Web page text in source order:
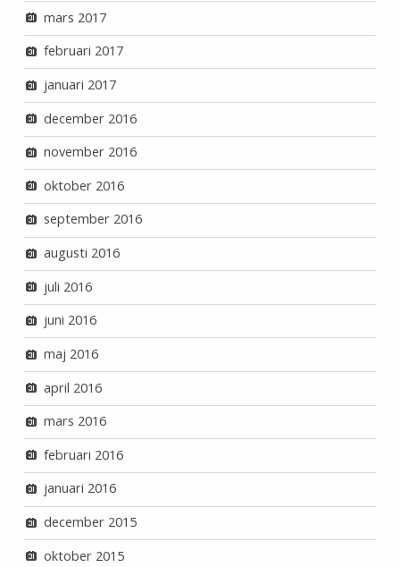
mars 2017
februari 2017
januari 2017
december 2016
november 2016
oktober 2016
september 2016
augusti 2016
juli 2016
juni 2016
maj 2016
april 2016
mars 2016
februari 2016
januari 2016
december 2015
oktober 2015